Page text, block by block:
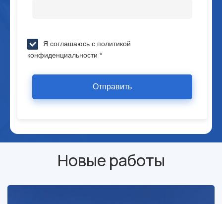
Я соглашаюсь с политикой
конфиденциальности *
Отправить
Новые работы